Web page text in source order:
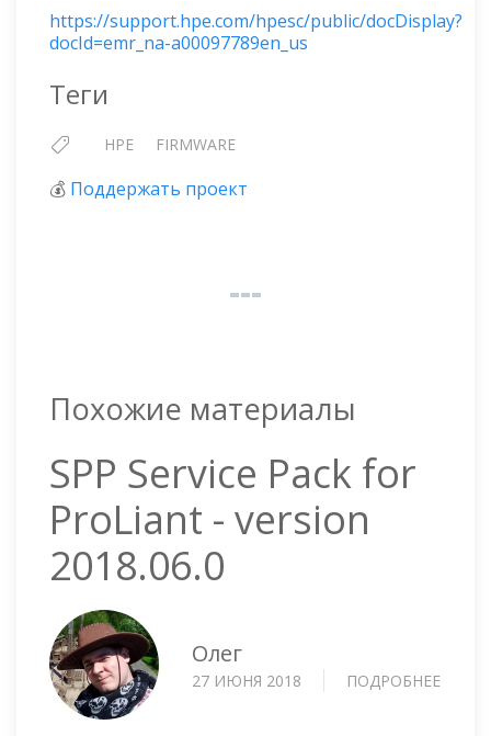
https://support.hpe.com/hpesc/public/docDisplay?
docId=emr_na-a00097789en_us
Теги
HPE FIRMWARE
💰 Поддержать проект
Похожие материалы
SPP Service Pack for
ProLiant - version
2018.06.0
Олег
27 ИЮНЯ 2018 ПОДРОБНЕЕ